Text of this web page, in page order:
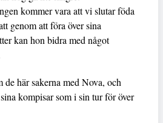
kommer vara att vi slutar föda
genom att föra över sina
kan hon bidra med något
här sakerna med Nova, och
kompisar som i sin tur för över